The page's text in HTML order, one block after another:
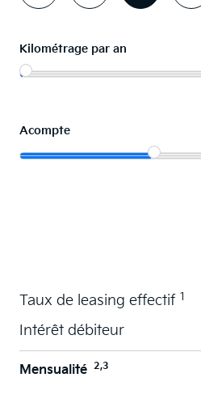
Kilométrage par an
Acompte
Taux de leasing effectif 1
Intérêt débiteur
Mensualité 2,3